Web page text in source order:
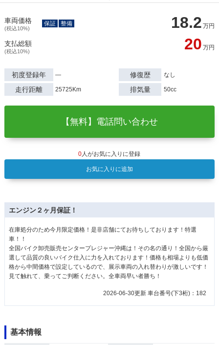
車両価格
(税込10%) 18.2 万円
保証 整備
支払総額
(税込10%) 20 万円
初度登録年 ― 修復歴 なし
走行距離 25725Km 排気量 50cc
【無料】電話問い合わせ
0人がお気に入りに登録
お気に入りに追加
エンジン２ヶ月保証！
在庫処分のため今月限定価格！是非店舗にてお待ちしております！特選
車！！
全国バイク卸売販売センタープレジャー沖縄は！その名の通り！全国から厳
選して品質の良いバイク仕入に力を入れております！価格も相場よりも低価
格から中間価格で設定しているので、展示車両の入れ替わりが激しいです！
見て触れて、乗ってご判断ください。全車両早い者勝ち！
2026-06-30更新 車台番号(下3桁)：182
基本情報